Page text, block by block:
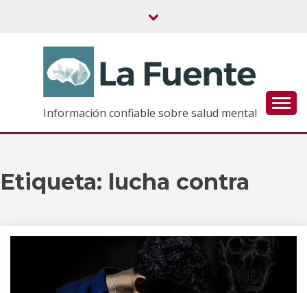
Información confiable sobre salud mental
Etiqueta: lucha contra